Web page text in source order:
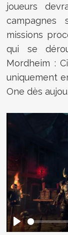
joueurs
campagnes
missions
qui se
Mordheim :
uniquement
One dès